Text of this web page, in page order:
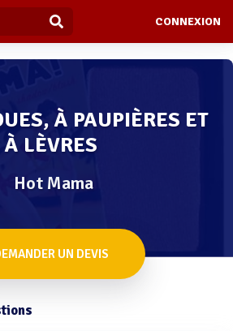
CONNEXION
À PAUPIÈRES ET
À LÈVRES
Hot Mama
UN DEVIS